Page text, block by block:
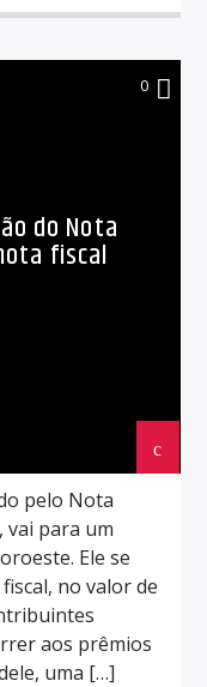
0
do Nota
fiscal
pelo Nota
vai para um
Ele se
no valor de
aos prêmios
uma […]